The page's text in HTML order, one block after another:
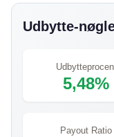
Udbytte-
5,48%
Payout Ratio